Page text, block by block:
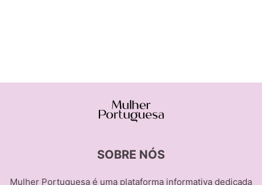
SOBRE NÓS
Mulher Portuguesa é uma plataforma informativa dedicada